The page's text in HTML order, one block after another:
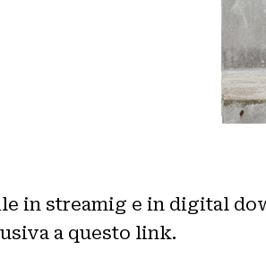
in streamig e in digital
a questo link.